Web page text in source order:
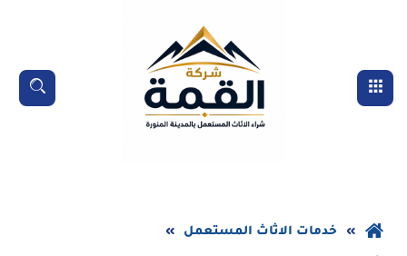
المحتوى
الرئيسي
بحث
خدمات الاثاث المستعمل